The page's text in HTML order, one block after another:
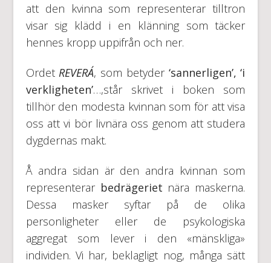
att den kvinna som representerar tilltron
visar sig klädd i en klänning som täcker
hennes kropp uppifrån och ner.
OrdetREVERÁ, som betyder ‘sannerligen’, ‘i
verkligheten’…,står skrivet i boken som
tillhör den modesta kvinnan som för att visa
oss att vi bör livnära oss genom att studera
dygdernas makt.
Å andra sidan är den andra kvinnan som
representerar bedrägeriet nära maskerna.
Dessa masker syftar på de olika
personligheter eller de psykologiska
aggregat som lever i den «mänskliga»
individen. Vi har, beklagligt nog, många sätt